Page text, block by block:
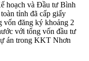
hoạch và Đầu tư Bình
tỉnh đã cấp giấy
vốn đăng ký khoảng 2
với tổng vốn đầu tư
án trong KKT Nhơn